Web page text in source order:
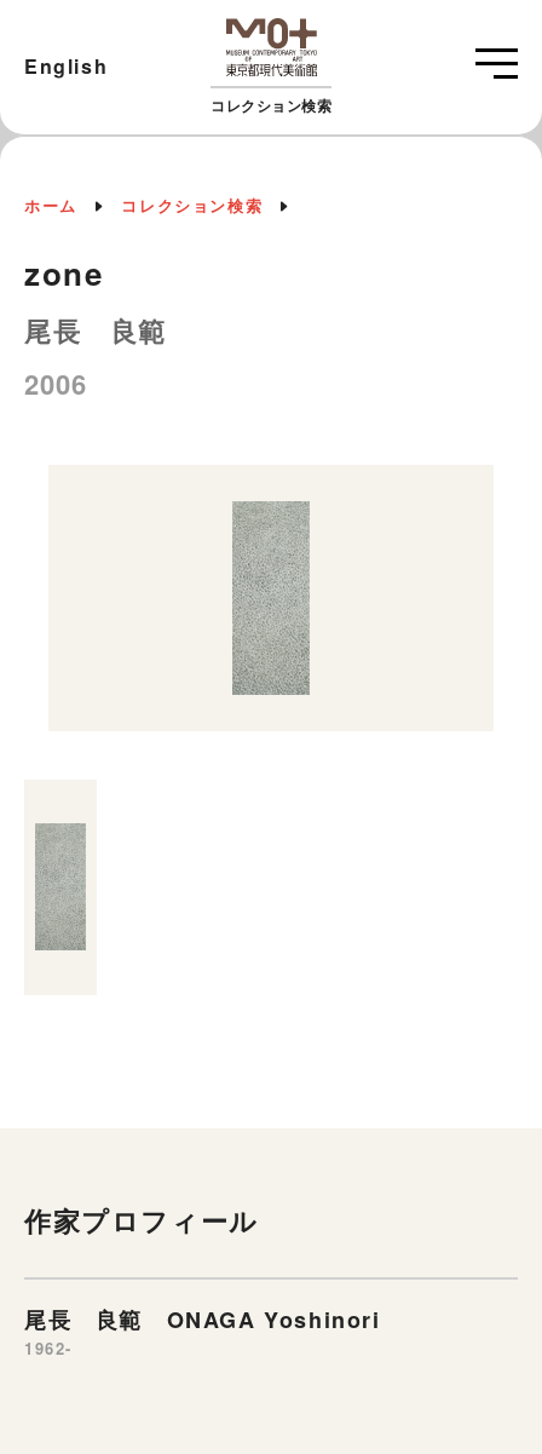
コレクション検索
English
ホーム コレクション検索
zone
尾長 良範
2006
作家プロフィール
尾長 良範 ONAGA Yoshinori
1962-